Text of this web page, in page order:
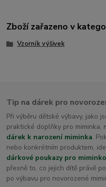
Zboží zařazeno v
Vzorník výšivek
Tip na dárek pro
Při výběru dětské výbavy, jako
praktické doplňky pro miminka,
dárek k narození miminka.
nebo konkrétním produktem,
dárkové poukazy pro miminko
přesně to, co jejich dítě právě
po výbavu pro novorozené